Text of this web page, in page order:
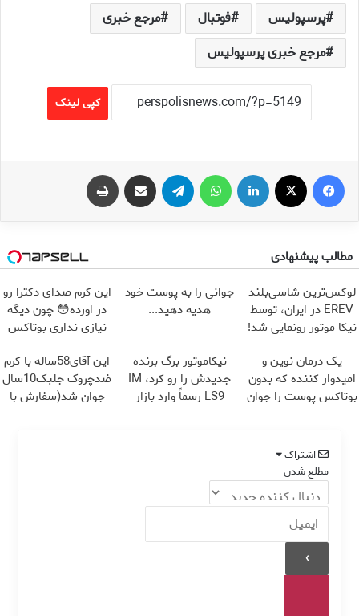
پرسپولیس فوتبال
مرجع خبری
مرجع خبری پرسپولیس
کپی لینک
فیس بوک لینکدین تلگرام اشتراک گذاری از طریق ایمیل
مطالب پیشنهادی
لوکس‌ترین شاسی‌بلند
EREV در ایران، توسط
نیکا موتور رونمایی شد!
جوانی را به پوست خود
هدیه دهید...
این کرم صدای دکترا رو
در اورده😳 چون دیگه
نیازی نداری بوتاکس
یک درمان نوین و
امیدوار کننده که بدون
بوتاکس پوست را جوان
نیکاموتور برگ برنده
جدیدش را رو کرد، IM
LS9 رسماً وارد بازار
این آقای58ساله با کرم
ضدچروک جلبک10سال
جوان شد(سفارش با
اشتراک
مطلع شدن